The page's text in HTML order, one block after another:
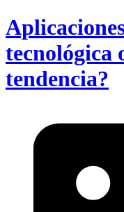
tecnológica
tendencia?